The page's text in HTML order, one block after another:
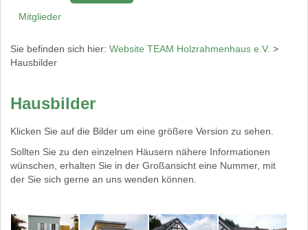
Mitglieder
Sie befinden sich hier:Website TEAM Holzrahmenhaus e.V. >
Hausbilder
Hausbilder
Klicken Sie auf die Bilder um eine größere Version zu sehen.
Sollten Sie zu den einzelnen Häusern nähere Informationen
wünschen, erhalten Sie in der Großansicht eine Nummer, mit
der Sie sich gerne an uns wenden können.